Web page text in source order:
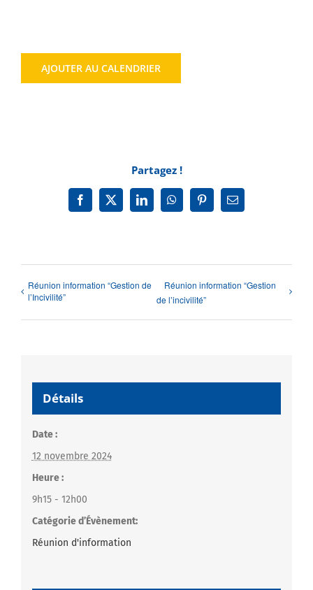
Municipales 2026
AJOUTER AU CALENDRIER
Partagez !
Facebook
X LinkedInWhatsAppPinterestEmail
Réunion information “Gestion de
l’Incivilité”
Réunion information “Gestion
de l’incivilité”
Détails
Date :
12 novembre 2024
Heure :
9h15 - 12h00
Catégorie d’Évènement:
Réunion d'information